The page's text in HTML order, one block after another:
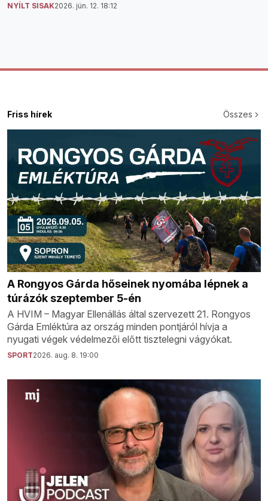
NYÍLT SISAK2026. jún. 12. 18:12
Friss hírek Összes
A Rongyos Gárda hőseinek nyomába lépnek a
túrázók szeptember 5-én
A HVIM – Magyar Ellenállás által szervezett 21. Rongyos
Gárda Emléktúra az ország minden pontjáról hívja a
nyugati végek védelmezői előtt tisztelegni vágyókat.
SPORT2026. aug. 8. 19:00